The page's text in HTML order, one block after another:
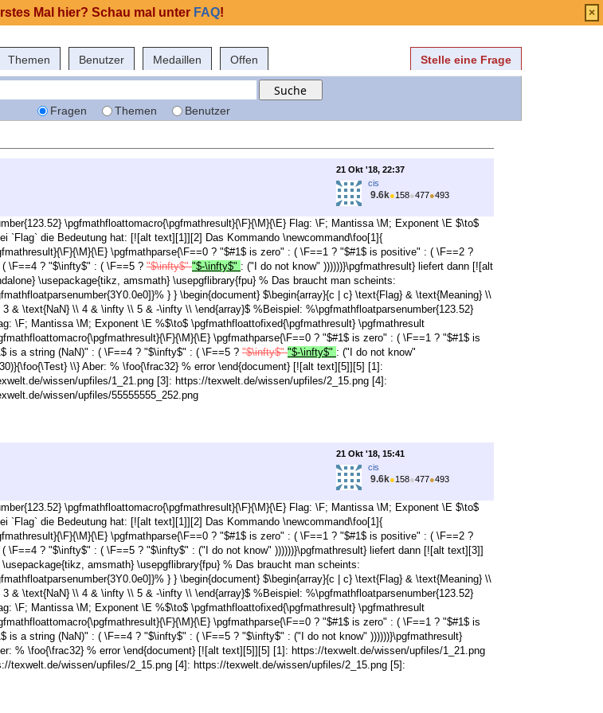
Themen Benutzer Medaillen Offen Stelle eine Frage
Fragen Themen Benutzer
21 Okt '18, 22:37
cis
9.6k●158●477●493
\pgfmathfloattomacro{\pgfmathresult}{\F}{\M}{\E} Flag: \F; Mantissa \M; Exponent \E $\to$
`Flag` die Bedeutung hat: [![alt text][1]][2] Das Kommando \newcommand\foo[1]{
\pgfmathparse{\F==0 ? "$#1$ is zero" : ( \F==1 ? "$#1$ is positive" : ( \F==2 ?
\F==4 ? "$\infty$" : ( \F==5 ? "$\infty$""$-\infty$" : ("I do not know" ))))))}\pgfmathresult} liefert dann [![alt
\usepackage{tikz, amsmath} \usepgflibrary{fpu} % Das braucht man scheints:
} } \begin{document} $\begin{array}{c | c} \text{Flag} & \text{Meaning} \\
& \text{NaN} \\ 4 & \infty \\ 5 & -\infty \\ \end{array}$ %Beispiel: %\pgfmathfloatparsenumber{123.52}
\F; Mantissa \M; Exponent \E %$\to$ \pgfmathfloattofixed{\pgfmathresult} \pgfmathresult
\pgfmathparse{\F==0 ? "$#1$ is zero" : ( \F==1 ? "$#1$ is
is a string (NaN)" : ( \F==4 ? "$\infty$" : ( \F==5 ? "$\infty$""$-\infty$" : ("I do not know"
\\} Aber: % \foo{\frac32} % error \end{document} [![alt text][5]][5] [1]:
wissen/upfiles/1_21.png [3]: https://texwelt.de/wissen/upfiles/2_15.png [4]:
wissen/upfiles/55555555_252.png
21 Okt '18, 15:41
cis
9.6k●158●477●493
\pgfmathfloattomacro{\pgfmathresult}{\F}{\M}{\E} Flag: \F; Mantissa \M; Exponent \E $\to$
`Flag` die Bedeutung hat: [![alt text][1]][2] Das Kommando \newcommand\foo[1]{
\pgfmathparse{\F==0 ? "$#1$ is zero" : ( \F==1 ? "$#1$ is positive" : ( \F==2 ?
\F==4 ? "$\infty$" : ( \F==5 ? "$\infty$" : ("I do not know" ))))))}\pgfmathresult} liefert dann [![alt text][3]]
amsmath} \usepgflibrary{fpu} % Das braucht man scheints:
} } \begin{document} $\begin{array}{c | c} \text{Flag} & \text{Meaning} \\
& \text{NaN} \\ 4 & \infty \\ 5 & -\infty \\ \end{array}$ %Beispiel: %\pgfmathfloatparsenumber{123.52}
\F; Mantissa \M; Exponent \E %$\to$ \pgfmathfloattofixed{\pgfmathresult} \pgfmathresult
\pgfmathparse{\F==0 ? "$#1$ is zero" : ( \F==1 ? "$#1$ is
is a string (NaN)" : ( \F==4 ? "$\infty$" : ( \F==5 ? "$\infty$" : ("I do not know" ))))))}\pgfmathresult}
% \foo{\frac32} % error \end{document} [![alt text][5]][5] [1]: https://texwelt.de/wissen/upfiles/1_21.png
texwelt.de/wissen/upfiles/2_15.png [4]: https://texwelt.de/wissen/upfiles/2_15.png [5]:
Mal hier? Schau mal unter FAQ! ×